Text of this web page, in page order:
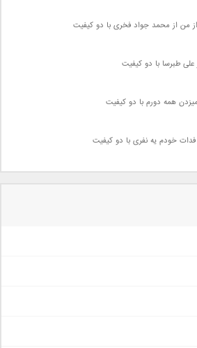
من از محمد جواد فخری با دو کیفیت
علی طبرسا با دو کیفیت
همه دورم با دو کیفیت
خودم یه نفری با دو کیفیت